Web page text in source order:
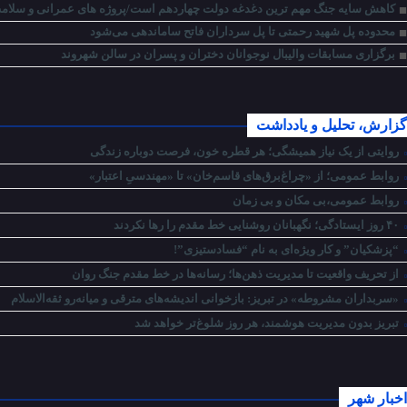
کاهش سایه جنگ مهم ‌ترین دغدغه دولت چهاردهم است/پروژه ‌های عمرانی و
محدوده پل شهید رحمتی تا پل سرداران فاتح ساماندهی می‌شود
برگزاری مسابقات والیبال نوجوانان دختران و پسران در سالن شهروند
گزارش، تحلیل و یادداشت
روایتی از یک نیاز همیشگی؛ هر قطره خون، فرصت دوباره زندگی
روابط عمومی؛ از «چراغ‌برق‌های قاسم‌خان» تا «مهندسیِ اعتبار»
روابط عمومی،بی مکان و بی زمان
“پزشکیان” و کار ویژه‌ای به نام “فسادستیزی”!
از تحریف واقعیت تا مدیریت ذهن‌ها؛ رسانه‌ها در خط مقدم جنگ روان
«سربداران مشروطه» در تبریز: بازخوانی اندیشه‌های مترقی و میانه‌رو ثقه‌الاسلام
تبریز بدون مدیریت هوشمند، هر روز شلوغ‌تر خواهد شد
اخبار شهر